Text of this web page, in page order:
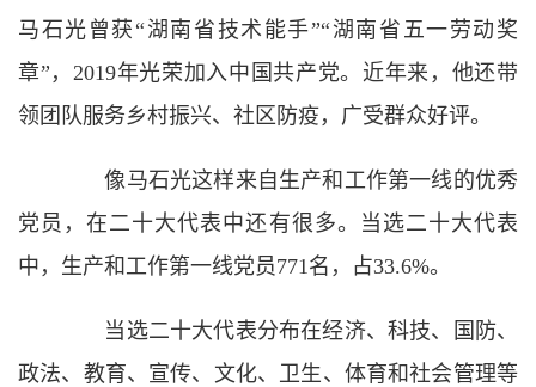
马石光曾获“湖南省技术能手”“湖南省五一劳动奖
章”，2019年光荣加入中国共产党。近年来，他还带
领团队服务乡村振兴、社区防疫，广受群众好评。
像马石光这样来自生产和工作第一线的优秀
党员，在二十大代表中还有很多。当选二十大代表
中，生产和工作第一线党员771名，占33.6%。
当选二十大代表分布在经济、科技、国防、
政法、教育、宣传、文化、卫生、体育和社会管理等